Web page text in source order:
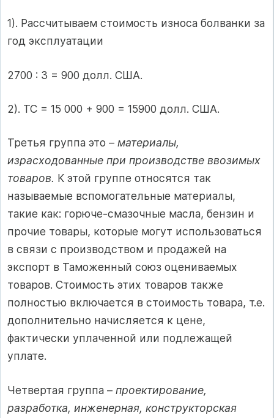
1). Рассчитываем стоимость износа болванки за
год эксплуатации
2700 : 3 = 900 долл. США.
2). ТС = 15 000 + 900 = 15900 долл. США.
Третья группа это – материалы,
израсходованные при производстве ввозимых
товаров. К этой группе относятся так
называемые вспомогательные материалы,
такие как: горюче-смазочные масла, бензин и
прочие товары, которые могут использоваться
в связи с производством и продажей на
экспорт в Таможенный союз оцениваемых
товаров. Стоимость этих товаров также
полностью включается в стоимость товара, т.е.
дополнительно начисляется к цене,
фактически уплаченной или подлежащей
уплате.
Четвертая группа – проектирование,
разработка, инженерная, конструкторская